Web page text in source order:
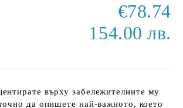
€78.74
154.00 лв.
върху забележителните му
да опишете най-важното, което